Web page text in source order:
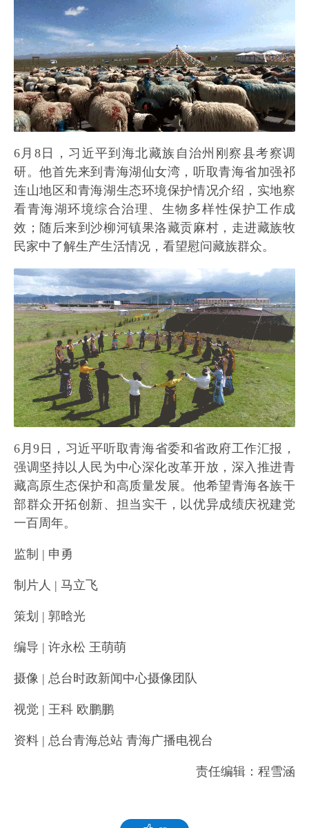
6月8日，习近平到海北藏族自治州刚察县考察调
研。他首先来到青海湖仙女湾，听取青海省加强祁
连山地区和青海湖生态环境保护情况介绍，实地察
看青海湖环境综合治理、生物多样性保护工作成
效；随后来到沙柳河镇果洛藏贡麻村，走进藏族牧
民家中了解生产生活情况，看望慰问藏族群众。
6月9日，习近平听取青海省委和省政府工作汇报，
强调坚持以人民为中心深化改革开放，深入推进青
藏高原生态保护和高质量发展。他希望青海各族干
部群众开拓创新、担当实干，以优异成绩庆祝建党
一百周年。
监制 | 申勇
制片人 | 马立飞
策划 | 郭晗光
编导 | 许永松 王萌萌
摄像 | 总台时政新闻中心摄像团队
视觉 | 王科 欧鹏鹏
资料 | 总台青海总站 青海广播电视台
责任编辑：程雪涵